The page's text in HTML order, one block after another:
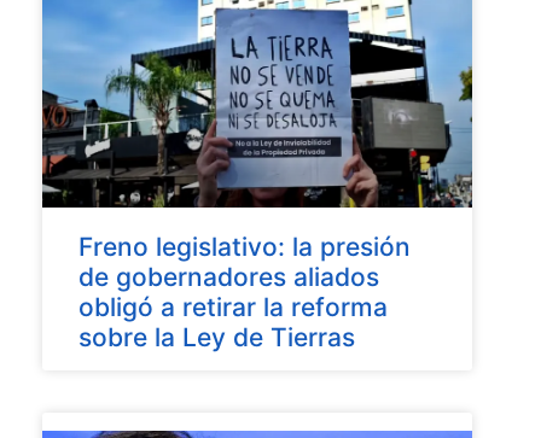
Freno legislativo: la presión
de gobernadores aliados
obligó a retirar la reforma
sobre la Ley de Tierras